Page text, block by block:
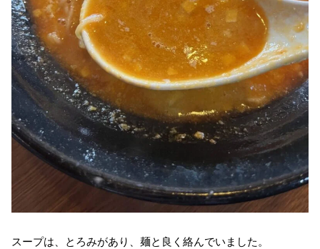
スープは、とろみがあり、麺と良く絡んでいました。